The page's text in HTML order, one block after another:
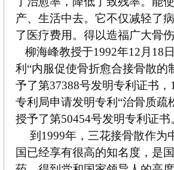
产、生活中去。它不仅减轻了
了医疗费用。得以造福广大骨伤
柳海峰教授于1992年12月18
利“内服促使骨折愈合接骨散的
予了第37388号发明专利证书
专利局申请发明专利“治骨质疏
授予了第50454号发明专利证书
到1999年，三花接骨散作为
国已经享有很高的知名度，是